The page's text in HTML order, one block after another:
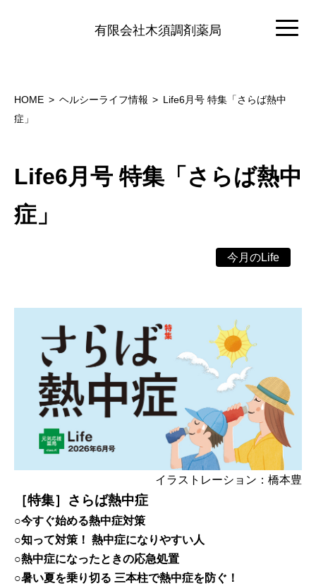
有限会社木須調剤薬局
HOME ヘルシーライフ情報
Life6月号 特集「さらば熱中
症」
Life6月号 特集「さらば熱中
症」
今月のLife
イラストレーション：橋本豊
［特集］さらば熱中症
○今すぐ始める熱中症対策
○知って対策！ 熱中症になりやすい人
○熱中症になったときの応急処置
○暑い夏を乗り切る 三本柱で熱中症を防ぐ！